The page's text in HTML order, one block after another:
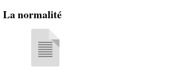
La normalité